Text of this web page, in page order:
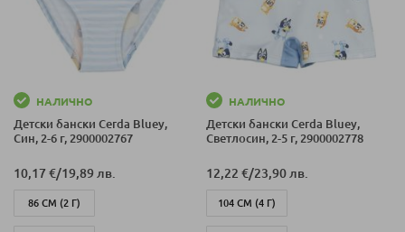
М)
НАЛИЧНО
Детски бански Cerda Bluey,
Син, 2-6 г, 2900002767
10,17 €/19,89 лв.
86 СМ (2 Г)
НАЛИЧНО
Детски бански Cerda Bluey,
Светлосин, 2-5 г, 2900002778
12,22 €/23,90 лв.
104 СМ (4 Г)